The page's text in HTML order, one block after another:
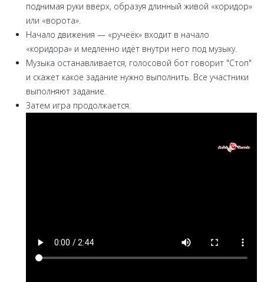
поднимая руки вверх, образуя длинный живой «коридор»
или «ворота».
Начало движения — «ручеёк» входит в начало
«коридора» и медленно идёт внутри него под музыку.
Музыка останавливается, голосовой бот говорит "Стоп"
и скажет какое задание нужно выполнить. Все участники
выполняют задание.
Затем игра продолжается.